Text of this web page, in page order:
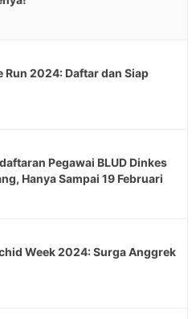
Run 2024: Daftar dan Siap
Pegawai BLUD Dinkes
Hanya Sampai 19 Februari
Week 2024: Surga Anggrek